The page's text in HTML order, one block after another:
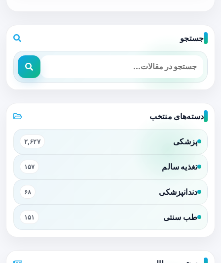
جستجو
دسته‌های منتخب
پزشکی ۲,۶۲۷
تغذیه سالم ۱۵۷
دندانپزشکی ۶۸
طب سنتی ۱۵۱